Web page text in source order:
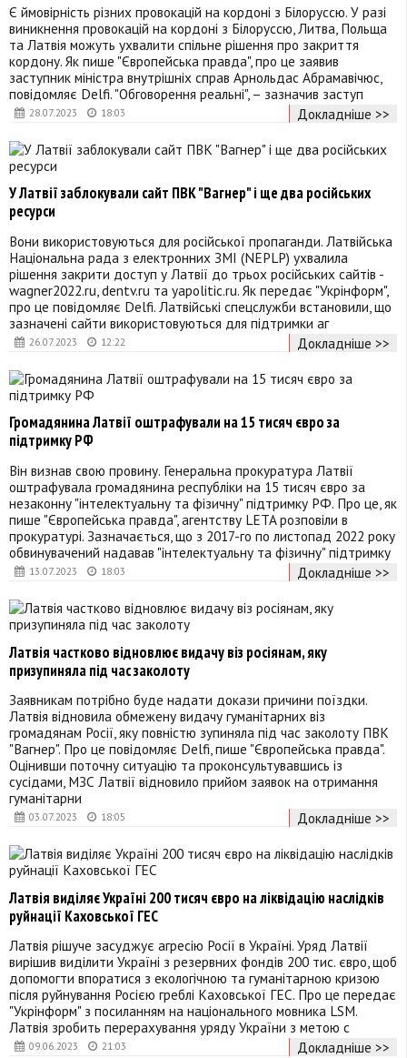
28.07.2023 18:03
Є ймовірність різних провокацій на кордоні з Білоруссю. У разі
виникнення провокацій на кордоні з Білоруссю, Литва, Польща
та Латвія можуть ухвалити спільне рішення про закриття
кордону. Як пише "Європейська правда", про це заявив
заступник міністра внутрішніх справ Арнольдас Абрамавічюс,
повідомляє Delfi. "Обговорення реальні", – зазначив заступ
Докладніше >>
26.07.2023 12:22
У Латвії заблокували сайт ПВК "Вагнер" і ще два російських
ресурси
Вони використовуються для російської пропаганди. Латвійська
Національна рада з електронних ЗМІ (NEPLP) ухвалила
рішення закрити доступ у Латвії до трьох російських сайтів -
wagner2022.ru, dentv.ru та yapolitic.ru. Як передає "Укрінформ",
про це повідомляє Delfi. Латвійські спецслужби встановили, що
зазначені сайти використовуються для підтримки аг
Докладніше >>
13.07.2023 18:03
Громадянина Латвії оштрафували на 15 тисяч євро за
підтримку РФ
Він визнав свою провину. Генеральна прокуратура Латвії
оштрафувала громадянина республіки на 15 тисяч євро за
незаконну "інтелектуальну та фізичну" підтримку РФ. Про це, як
пише "Європейська правда", агентству LETA розповіли в
прокуратурі. Зазначається, що з 2017-го по листопад 2022 року
обвинувачений надавав "інтелектуальну та фізичну" підтримку
Докладніше >>
03.07.2023 18:05
Латвія частково відновлює видачу віз росіянам, яку
призупиняла під час заколоту
Заявникам потрібно буде надати докази причини поїздки.
Латвія відновила обмежену видачу гуманітарних віз
громадянам Росії, яку повністю зупиняла під час заколоту ПВК
"Вагнер". Про це повідомляє Delfi, пише "Європейська правда".
Оцінивши поточну ситуацію та проконсультувавшись із
сусідами, МЗС Латвії відновило прийом заявок на отримання
гуманітарни
Докладніше >>
09.06.2023 21:03
Латвія виділяє Україні 200 тисяч євро на ліквідацію наслідків
руйнації Каховської ГЕС
Латвія рішуче засуджує агресію Росії в Україні. Уряд Латвії
вирішив виділити Україні з резервних фондів 200 тис. євро, щоб
допомогти впоратися з екологічною та гуманітарною кризою
після руйнування Росією греблі Каховської ГЕС. Про це передає
"Укрінформ" з посиланням на національного мовника LSM.
Латвія зробить перерахування уряду України з метою с
Докладніше >>